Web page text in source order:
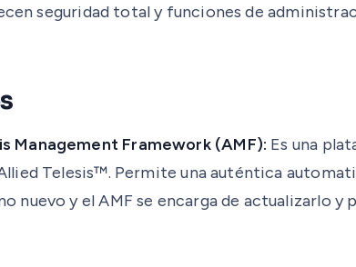
seguridad total y funciones de
Management Framework (AMF): Es una
Telesis™. Permite una auténtica
nuevo y el AMF se encarga de actualizarlo